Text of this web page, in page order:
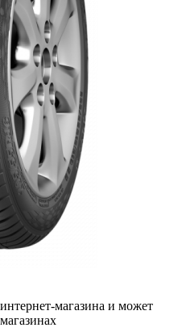
магазина и может